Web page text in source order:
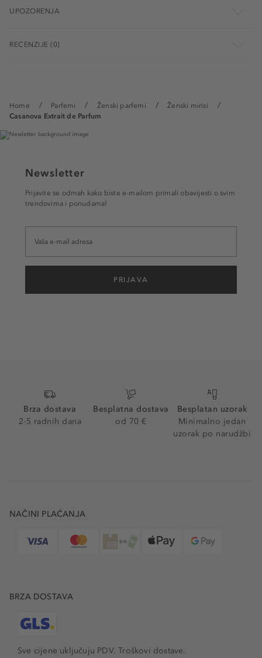
Home Parfemi Ženski parfemi
Ženski mirisi
Casanova Extrait de Parfum
UPOZORENJA
RECENZIJE (0)
Newsletter
Prijavite se odmah kako biste e-mailom primali obavijesti o svim
trendovima i ponudama!
PRIJAVA
Brza dostava
2-5 radnih dana
Besplatna dostava
od 70 €
Besplatan uzorak
Minimalno jedan
uzorak po narudžbi
NAČINI PLAĆANJA
BRZA DOSTAVA
Sve cijene uključuju PDV.Troškovi dostave.